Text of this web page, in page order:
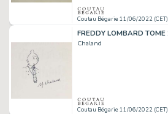
Coutau Bégarie 11/06/2022 (CET)
Chaland
Coutau Bégarie 11/06/2022 (CET)